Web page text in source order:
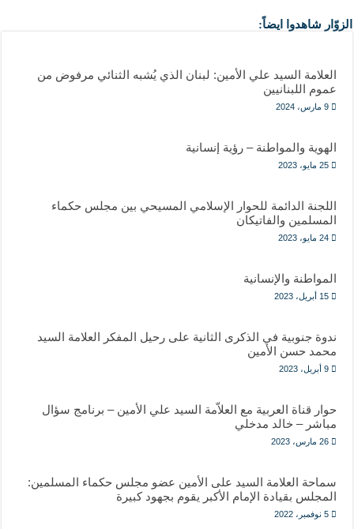
الزوّار شاهدوا ايضاً:
العلامة السيد علي الأمين: لبنان الذي يُشبه الثنائي مرفوض من
عموم اللبنانيين
9 مارس، 2024
الهوية والمواطنة – رؤية إنسانية
25 مايو، 2023
اللجنة الدائمة للحوار الإسلامي المسيحي بين مجلس حكماء
المسلمين والفاتيكان
24 مايو، 2023
المواطنة والإنسانية
15 أبريل، 2023
ندوة جنوبية في الذكرى الثانية على رحيل المفكر العلامة السيد
محمد حسن الأمين
9 أبريل، 2023
حوار قناة العربية مع العلاّمة السيد علي الأمين – برنامج سؤال
مباشر – خالد مدخلي
26 مارس، 2023
سماحة العلامة السيد على الأمين عضو مجلس حكماء المسلمين:
المجلس بقيادة الإمام الأكبر يقوم بجهود كبيرة
5 نوفمبر، 2022